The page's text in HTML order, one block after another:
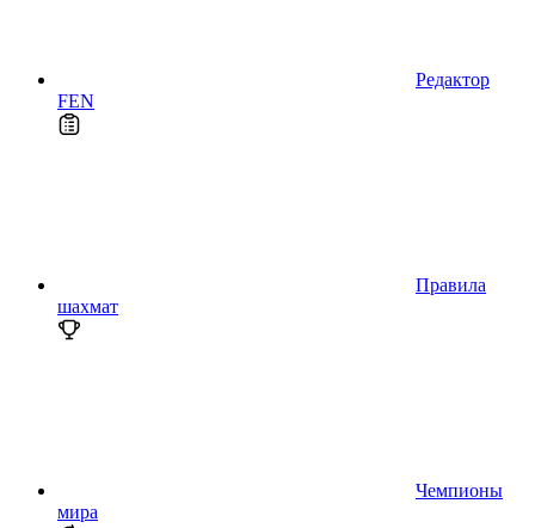
Редактор
FEN
Правила
шахмат
Чемпионы
мира